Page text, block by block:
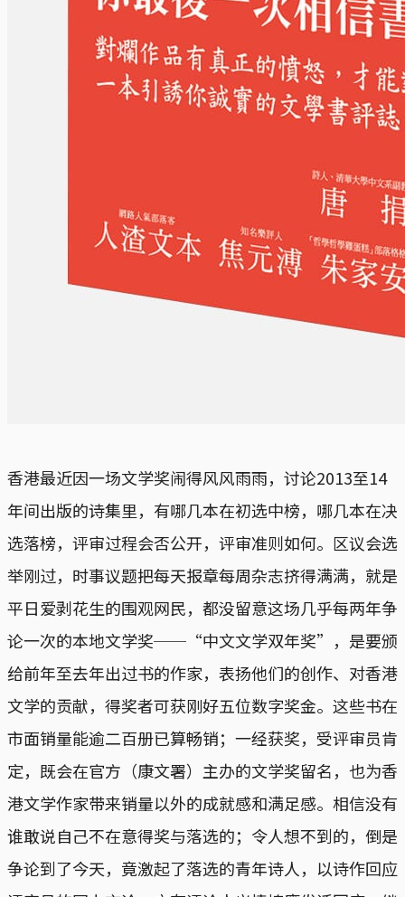
香港最近因一场文学奖闹得风风雨雨，讨论2013至14
年间出版的诗集里，有哪几本在初选中榜，哪几本在决
选落榜，评审过程会否公开，评审准则如何。区议会选
举刚过，时事议题把每天报章每周杂志挤得满满，就是
平日爱剥花生的围观网民，都没留意这场几乎每两年争
论一次的本地文学奖──“中文文学双年奖”，是要颁
给前年至去年出过书的作家，表扬他们的创作、对香港
文学的贡献，得奖者可获刚好五位数字奖金。这些书在
市面销量能逾二百册已算畅销；一经获奖，受评审员肯
定，既会在官方（康文署）主办的文学奖留名，也为香
港文学作家带来销量以外的成就感和满足感。相信没有
谁敢说自己不在意得奖与落选的；令人想不到的，倒是
争论到了今天，竟激起了落选的青年诗人，以诗作回应